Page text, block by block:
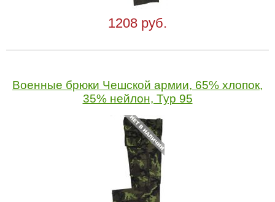
1208 руб.
Военные брюки Чешской армии, 65% хлопок,
35% нейлон, Typ 95